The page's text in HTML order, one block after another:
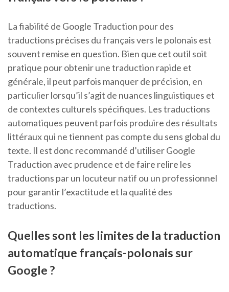
La fiabilité de Google Traduction pour des
traductions précises du français vers le polonais est
souvent remise en question. Bien que cet outil soit
pratique pour obtenir une traduction rapide et
générale, il peut parfois manquer de précision, en
particulier lorsqu’il s’agit de nuances linguistiques et
de contextes culturels spécifiques. Les traductions
automatiques peuvent parfois produire des résultats
littéraux qui ne tiennent pas compte du sens global du
texte. Il est donc recommandé d’utiliser Google
Traduction avec prudence et de faire relire les
traductions par un locuteur natif ou un professionnel
pour garantir l’exactitude et la qualité des
traductions.
Quelles sont les limites de la traduction
automatique français-polonais sur
Google ?